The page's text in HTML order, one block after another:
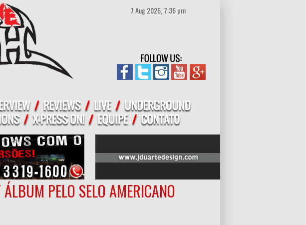
7 Aug 2026, 7:36 pm
PELO SELO AMERICANO